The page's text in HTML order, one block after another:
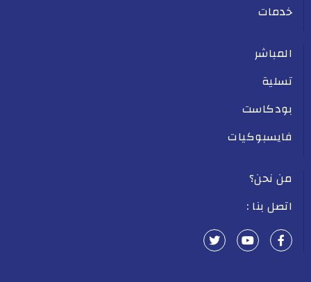
خدمات
المباشر
تسلية
بودكاست
فايسبوكيات
من نحن؟
اتصل بنا :